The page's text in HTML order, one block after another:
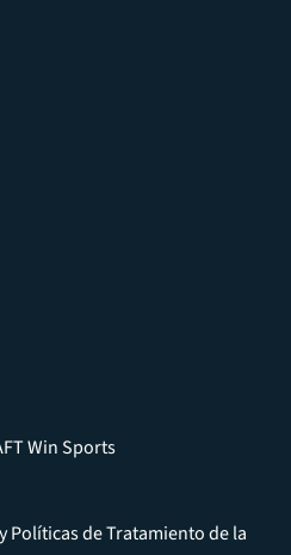
Win Sports
Políticas de Tratamiento de la